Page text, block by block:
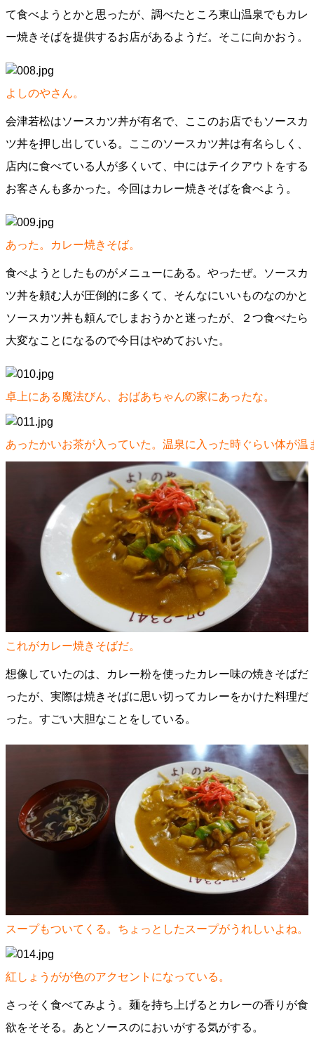
て食べようとかと思ったが、調べたところ東山温泉でもカレ
ー焼きそばを提供するお店があるようだ。そこに向かおう。
よしのやさん。
会津若松はソースカツ丼が有名で、ここのお店でもソースカ
ツ丼を押し出している。ここのソースカツ丼は有名らしく、
店内に食べている人が多くいて、中にはテイクアウトをする
お客さんも多かった。今回はカレー焼きそばを食べよう。
あった。カレー焼きそば。
食べようとしたものがメニューにある。やったぜ。ソースカ
ツ丼を頼む人が圧倒的に多くて、そんなにいいものなのかと
ソースカツ丼も頼んでしまおうかと迷ったが、２つ食べたら
大変なことになるので今日はやめておいた。
卓上にある魔法びん、おばあちゃんの家にあったな。
あったかいお茶が入っていた。温泉に入った時ぐらい体が温
これがカレー焼きそばだ。
想像していたのは、カレー粉を使ったカレー味の焼きそばだ
ったが、実際は焼きそばに思い切ってカレーをかけた料理だ
った。すごい大胆なことをしている。
スープもついてくる。ちょっとしたスープがうれしいよね。
紅しょうがが色のアクセントになっている。
さっそく食べてみよう。麺を持ち上げるとカレーの香りが食
欲をそそる。あとソースのにおいがする気がする。